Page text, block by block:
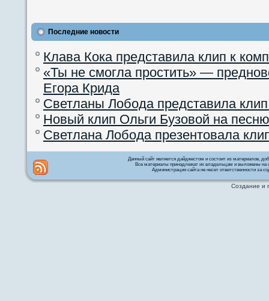
Последние новости
Клава Кока представила клип к
«Ты не смогла простить» —
Егора Крида
Светланы Лобода представила
Новый клип Ольги Бузовой на
Светлана Лобода презентовала
Данный сайт является дайджестом и состоит из материалов,
Все материалы принадлежат их владельцам и выложены на
Администрация сайта не несет ответственности за
Создание и